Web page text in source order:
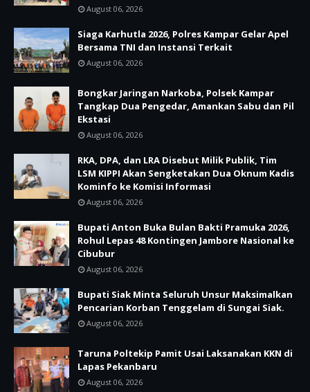
August 06, 2026
Siaga Karhutla 2026, Polres Kampar Gelar Apel
Bersama TNI dan Instansi Terkait
August 06, 2026
Bongkar Jaringan Narkoba, Polsek Kampar
Tangkap Dua Pengedar, Amankan Sabu dan Pil
Ekstasi
August 06, 2026
RKA, DPA, dan LRA Disebut Milik Publik, Tim
LSM KIPPI Akan Sengketakan Dua Oknum Kadis
Kominfo ke Komisi Informasi
August 06, 2026
Bupati Anton Buka Bulan Bakti Pramuka 2026,
Rohul Lepas 48 Kontingen Jambore Nasional ke
Cibubur
August 06, 2026
Bupati Siak Minta Seluruh Unsur Maksimalkan
Pencarian Korban Tenggelam di Sungai Siak.
August 06, 2026
Taruna Poltekip Pamit Usai Laksanakan KKN di
Lapas Pekanbaru
August 06, 2026